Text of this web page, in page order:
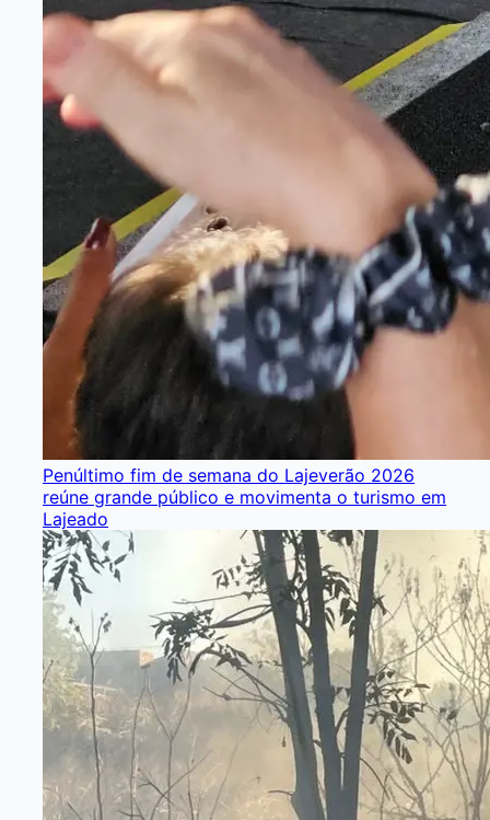
Penúltimo fim de semana do Lajeverão 2026
reúne grande público e movimenta o turismo em
Lajeado